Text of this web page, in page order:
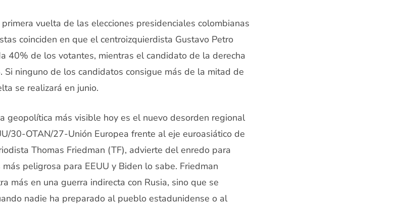
vuelta de las elecciones presidenciales colombianas
coinciden en que el centroizquierdista Gustavo Petro
40% de los votantes, mientras el candidato de la derecha
Si ninguno de los candidatos consigue más de la mitad de
se realizará en junio.
geopolítica más visible hoy es el nuevo desorden regional
30-OTAN/27-Unión Europea frente al eje euroasiático de
Thomas Friedman (TF), advierte del enredo para
peligrosa para EEUU y Biden lo sabe. Friedman
más en una guerra indirecta con Rusia, sino que se
nadie ha preparado al pueblo estadunidense o al